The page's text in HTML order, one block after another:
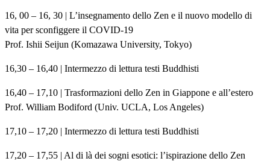
16, 00 – 16, 30 | L’insegnamento dello Zen e il nuovo modello di
vita per sconfiggere il COVID-19
Prof. Ishii Seijun (Komazawa University, Tokyo)
16,30 – 16,40 | Intermezzo di lettura testi Buddhisti
16,40 – 17,10 | Trasformazioni dello Zen in Giappone e all’estero
Prof. William Bodiford (Univ. UCLA, Los Angeles)
17,10 – 17,20 | Intermezzo di lettura testi Buddhisti
17,20 – 17,55 | Al di là dei sogni esotici: l’ispirazione dello Zen